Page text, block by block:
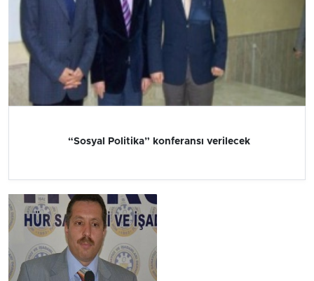
“Sosyal Politika” konferansı verilecek